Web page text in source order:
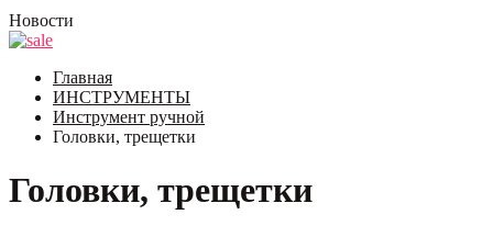
Новости
Главная
ИНСТРУМЕНТЫ
Инструмент ручной
Головки, трещетки
Головки, трещетки